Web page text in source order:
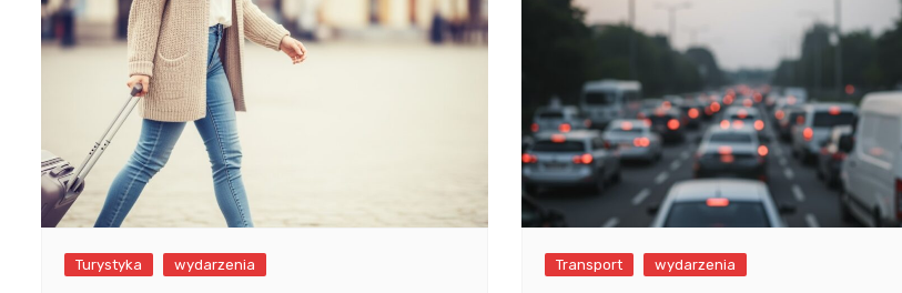
Turystyka wydarzenia Transport wydarzenia